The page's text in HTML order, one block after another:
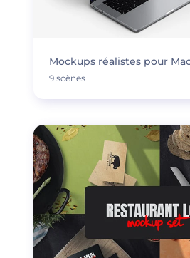
Mockups réalistes pour
9 scènes